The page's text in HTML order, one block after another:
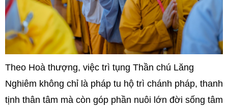
Theo Hoà thượng, việc trì tụng Thần chú Lăng
Nghiêm không chỉ là pháp tu hộ trì chánh pháp, thanh
tịnh thân tâm mà còn góp phần nuôi lớn đời sống tâm